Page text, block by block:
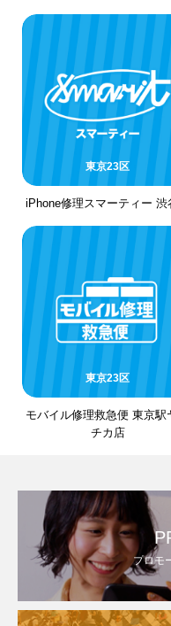
東京23区
iPhone修理スマーティー 渋
東京23区
モバイル修理救急便 東京駅
チカ店
プロモ